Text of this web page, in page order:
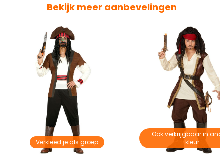
Bekijk meer aanbevelingen
Verkleed je als groep
Ook verkrijgbaar in
kleur